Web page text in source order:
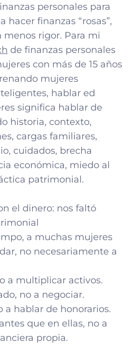
personales para
hacer finanzas “rosas”,
rigor. Para mi
de finanzas personales
con más de 15 años
mujeres
hablar ed
significa hablar de
historia, contexto,
cargas familiares,
cuidados, brecha
económica, miedo al
patrimonial.
el dinero: nos faltó
a muchas mujeres
no necesariamente a
a multiplicar activos.
no a negociar.
a hablar de honorarios.
que en ellas, no a
propia.